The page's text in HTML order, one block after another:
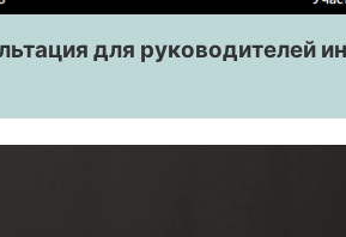
для руководителей